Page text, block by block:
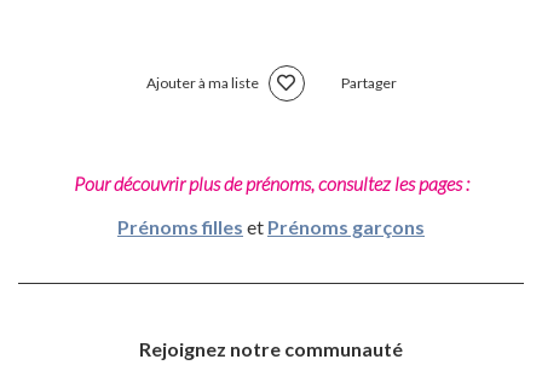
Ajouter à ma liste Partager
Pour découvrir plus de prénoms, consultez les pages :
Prénoms filles et Prénoms garçons
Rejoignez notre communauté